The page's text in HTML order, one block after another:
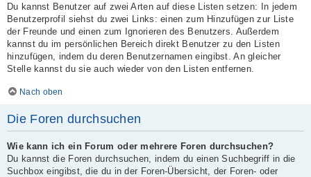
Du kannst Benutzer auf zwei Arten auf diese Listen setzen: In jedem
Benutzerprofil siehst du zwei Links: einen zum Hinzufügen zur Liste
der Freunde und einen zum Ignorieren des Benutzers. Außerdem
kannst du im persönlichen Bereich direkt Benutzer zu den Listen
hinzufügen, indem du deren Benutzernamen eingibst. An gleicher
Stelle kannst du sie auch wieder von den Listen entfernen.
Nach oben
Die Foren durchsuchen
Wie kann ich ein Forum oder mehrere Foren durchsuchen?
Du kannst die Foren durchsuchen, indem du einen Suchbegriff in die
Suchbox eingibst, die du in der Foren-Übersicht, der Foren- oder